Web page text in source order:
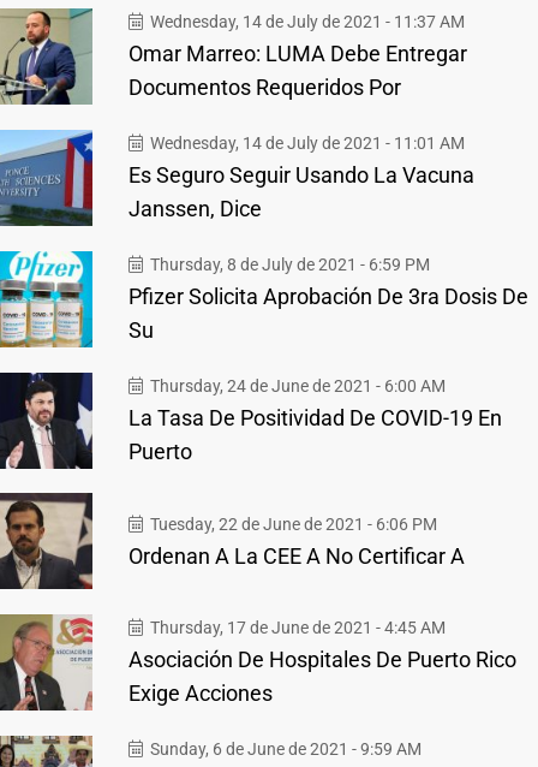
Wednesday, 14 de July de 2021 - 11:37 AM
Omar Marreo: LUMA Debe Entregar
Documentos Requeridos Por
Wednesday, 14 de July de 2021 - 11:01 AM
Es Seguro Seguir Usando La Vacuna
Janssen, Dice
Thursday, 8 de July de 2021 - 6:59 PM
Pfizer Solicita Aprobación De 3ra Dosis De
Su
Thursday, 24 de June de 2021 - 6:00 AM
La Tasa De Positividad De COVID-19 En
Puerto
Tuesday, 22 de June de 2021 - 6:06 PM
Ordenan A La CEE A No Certificar A
Thursday, 17 de June de 2021 - 4:45 AM
Asociación De Hospitales De Puerto Rico
Exige Acciones
Sunday, 6 de June de 2021 - 9:59 AM